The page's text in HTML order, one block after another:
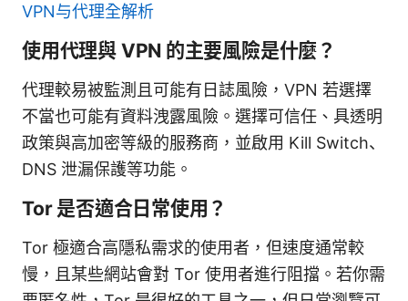
VPN与代理全解析
使用代理與 VPN 的主要風險是什麼？
代理較易被監測且可能有日誌風險，VPN 若選擇
不當也可能有資料洩露風險。選擇可信任、具透明
政策與高加密等級的服務商，並啟用 Kill Switch、
DNS 泄漏保護等功能。
Tor 是否適合日常使用？
Tor 極適合高隱私需求的使用者，但速度通常較
慢，且某些網站會對 Tor 使用者進行阻擋。若你需